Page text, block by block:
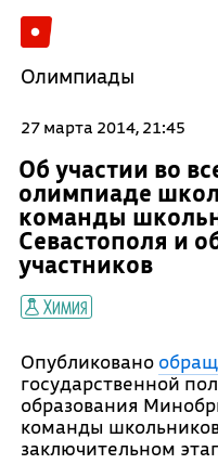
Олимпиады
27 марта 2014, 21:45
Об участии во
олимпиаде
команды
Севастополя и
участников
Химия
Опубликовано
государственной
образования
команды
заключительном